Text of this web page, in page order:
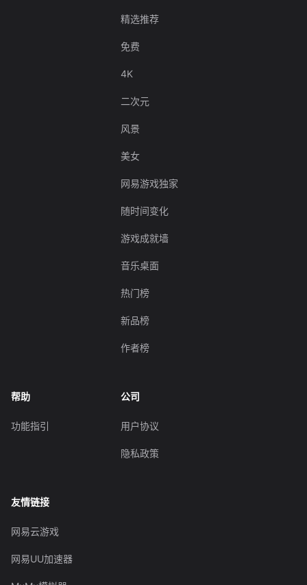
精选推荐
免费
4K
二次元
风景
美女
网易游戏独家
随时间变化
游戏成就墙
音乐桌面
热门榜
新品榜
作者榜
帮助
功能指引
公司
用户协议
隐私政策
友情链接
网易云游戏
网易UU加速器